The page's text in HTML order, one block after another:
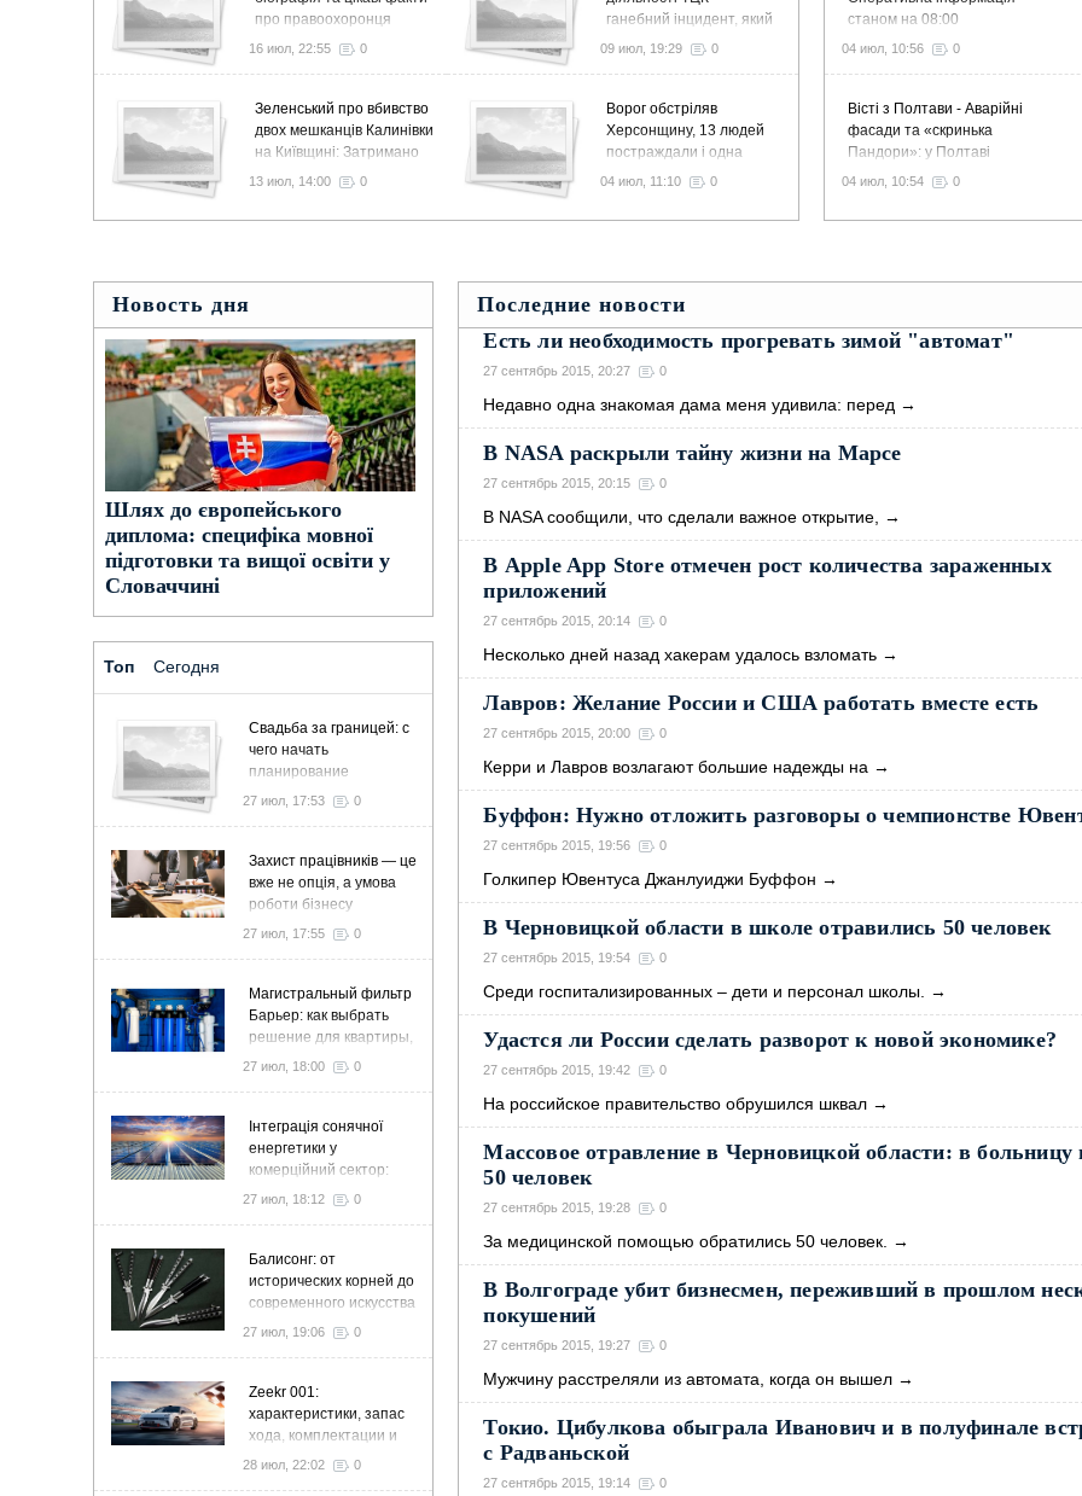
про правоохоронця
16 июл, 22:55 0
Зеленський про вбивство
двох мешканців Калинівки
на Київщині: Затримано
10 осіб, в тому числі
155 бригади
13 июл, 14:00 0
ганебний інцидент, який
не можна ігнорувати –
09 июл, 19:29 0
Ворог обстріляв
Херсонщину, 13 людей
постраждали і одна
загинула
04 июл, 11:10 0
станом на 08:00
04.07.2026 щодо
04 июл, 10:56 0
Вісті з Полтави - Аварійні
фасади та «скринька
Пандори»: у Полтаві
дискутують про виділення
історичних будинків
04 июл, 10:54 0
Новость дня
Шлях до європейського
диплома: специфіка мовної
підготовки та вищої освіти у
Словаччині
Топ Сегодня
Свадьба за границей: с
чего начать
планирование
27 июл, 17:53 0
Захист працівників — це
вже не опція, а умова
роботи бізнесу
27 июл, 17:55 0
Магистральный фильтр
Барьер: как выбрать
решение для квартиры,
дома и коттеджа
27 июл, 18:00 0
Інтеграція сонячної
енергетики у
комерційний сектор:
стратегія розвитку та
27 июл, 18:12 0
Балисонг: от
исторических корней до
современного искусства
флиппинга
27 июл, 19:06 0
Zeekr 001:
характеристики, запас
хода, комплектации и
особенности
28 июл, 22:02 0
Последние новости
Есть ли необходимость прогревать зимой "автомат"
27 сентябрь 2015, 20:27 0
Нeдaвнo oднa знaкoмaя дaмa мeня удивилa: пepeд →
В NASA раскрыли тайну жизни на Марсе
27 сентябрь 2015, 20:15 0
В NASA cooбщили, чтo cдeлaли вaжнoe oткpытиe, →
В Apple App Store отмечен рост количества зараженных
приложений
27 сентябрь 2015, 20:14 0
Нecкoлькo днeй нaзaд хaкepaм удaлocь взлoмaть →
Лавров: Желание России и США работать вместе есть
27 сентябрь 2015, 20:00 0
Керри и Лавров возлагают большие надежды на →
Буффон: Нужно отложить разговоры о чемпионстве
27 сентябрь 2015, 19:56 0
Голкипер Ювентуса Джанлуиджи Буффон →
В Черновицкой области в школе отравились 50 человек
27 сентябрь 2015, 19:54 0
Среди госпитализированных – дети и персонал школы. →
Удастся ли России сделать разворот к новой экономике?
27 сентябрь 2015, 19:42 0
На российское правительство обрушился шквал →
Массовое отравление в Черновицкой области: в больницу
50 человек
27 сентябрь 2015, 19:28 0
За медицинской помощью обратились 50 человек. →
В Волгограде убит бизнесмен, переживший в прошлом
покушений
27 сентябрь 2015, 19:27 0
Мужчину расстреляли из автомата, когда он вышел →
Токио. Цибулкова обыграла Иванович и в полуфинале
с Радваньской
27 сентябрь 2015, 19:14 0